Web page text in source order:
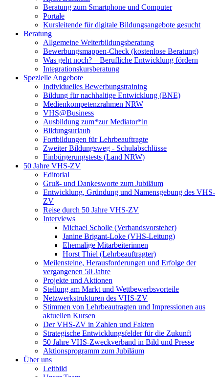
Beratung zum Smartphone und Computer
Portale
Kursleitende für digitale Bildungsangebote gesucht
Beratung
Allgemeine Weiterbildungsberatung
Bewerbungsmappen-Check (kostenlose Beratung)
Was geht noch? – Berufliche Entwicklung fördern
Integrationskursberatung
Spezielle Angebote
Individuelles Bewerbungstraining
Bildung für nachhaltige Entwicklung (BNE)
Medienkompetenzrahmen NRW
VHS@Business
Ausbildung zum*zur Mediator*in
Bildungsurlaub
Fortbildungen für Lehrbeauftragte
Zweiter Bildungsweg - Schulabschlüsse
Einbürgerungstests (Land NRW)
50 Jahre VHS-ZV
Editorial
Gruß- und Dankesworte zum Jubiläum
Entwicklung, Gründung und Namensgebung des VHS-
ZV
Reise durch 50 Jahre VHS-ZV
Interviews
Michael Scholle (Verbandsvorsteher)
Janine Brigant-Loke (VHS-Leitung)
Ehemalige Mitarbeiterinnen
Horst Thiel (Lehrbeauftragter)
Meilensteine, Herausforderungen und Erfolge der
vergangenen 50 Jahre
Projekte und Aktionen
Stellung am Markt und Wettbewerbsvorteile
Netzwerkstrukturen des VHS-ZV
Stimmen von Lehrbeautragten und Impressionen aus
aktuellen Kursen
Der VHS-ZV in Zahlen und Fakten
Strategische Entwicklungsfelder für die Zukunft
50 Jahre VHS-Zweckverband in Bild und Presse
Aktionsprogramm zum Jubiläum
Über uns
Leitbild